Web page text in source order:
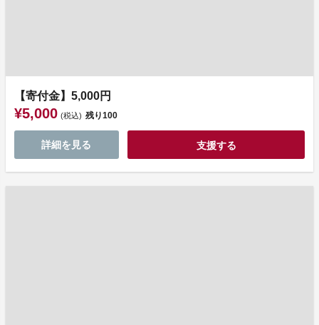
【寄付金】5,000円
¥5,000 (税込) 残り100
詳細を見る 支援する